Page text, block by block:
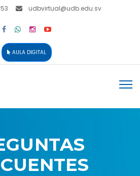
udbvirtual@udb.edu.sv
AULA DIGITAL